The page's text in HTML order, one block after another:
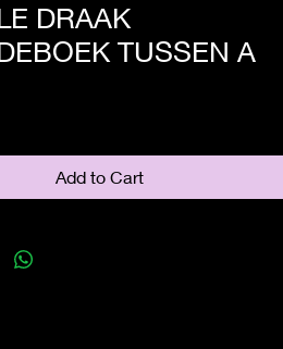
DRAAK
TUSSEN A
Add to Cart